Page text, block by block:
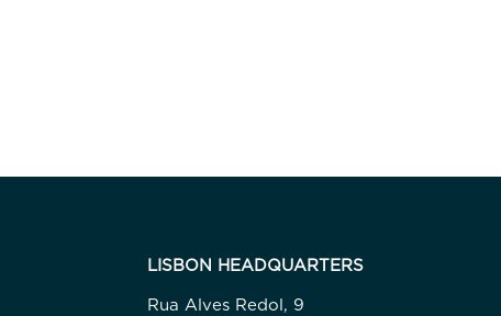
LISBON HEADQUARTERS
Rua Alves Redol, 9